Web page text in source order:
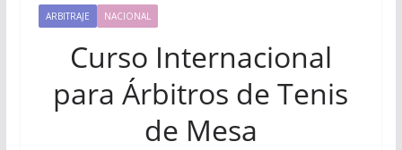
ARBITRAJE NACIONAL
Curso Internacional
para Árbitros de Tenis
de Mesa